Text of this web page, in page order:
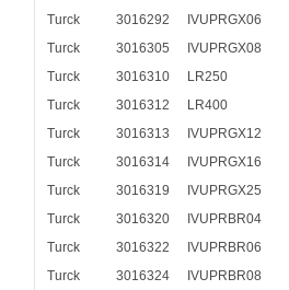
Turck
3016292
IVUPRGX06
Turck
3016305
IVUPRGX08
Turck
3016310
LR250
Turck
3016312
LR400
Turck
3016313
IVUPRGX12
Turck
3016314
IVUPRGX16
Turck
3016319
IVUPRGX25
Turck
3016320
IVUPRBR04
Turck
3016322
IVUPRBR06
Turck
3016324
IVUPRBR08